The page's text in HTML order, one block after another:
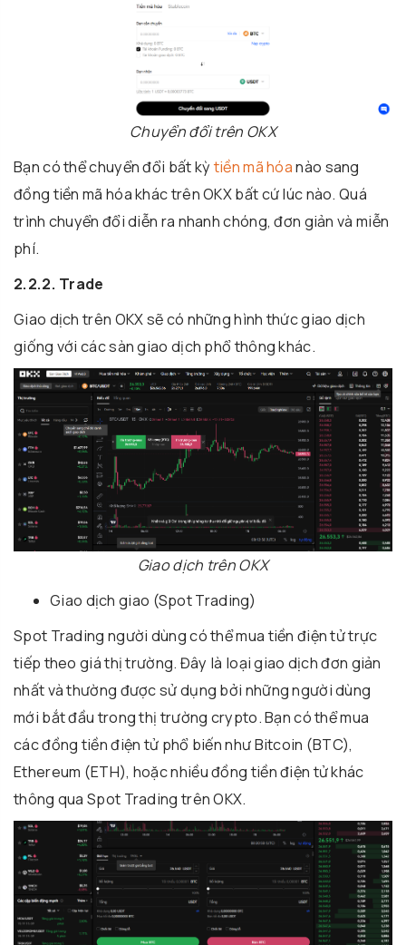
Chuyển đổi trên OKX
Bạn có thể chuyển đổi bất kỳtiền mã hóanào sang
đồng tiền mã hóa khác trên OKX bất cứ lúc nào. Quá
trình chuyển đổi diễn ra nhanh chóng, đơn giản và miễn
phí.
2.2.2. Trade
Giao dịch trên OKX sẽ có những hình thức giao dịch
giống với các sàn giao dịch phổ thông khác.
Giao dịch trên OKX
Giao dịch giao (Spot Trading)
Spot Trading người dùng có thể mua tiền điện tử trực
tiếp theo giá thị trường. Đây là loại giao dịch đơn giản
nhất và thường được sử dụng bởi những người dùng
mới bắt đầu trong thị trường crypto. Bạn có thể mua
các đồng tiền điện tử phổ biến như Bitcoin (BTC),
Ethereum (ETH), hoặc nhiều đồng tiền điện tử khác
thông qua Spot Trading trên OKX.